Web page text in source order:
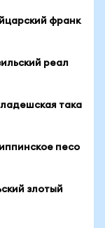
франк
реал
така
песо
злотый